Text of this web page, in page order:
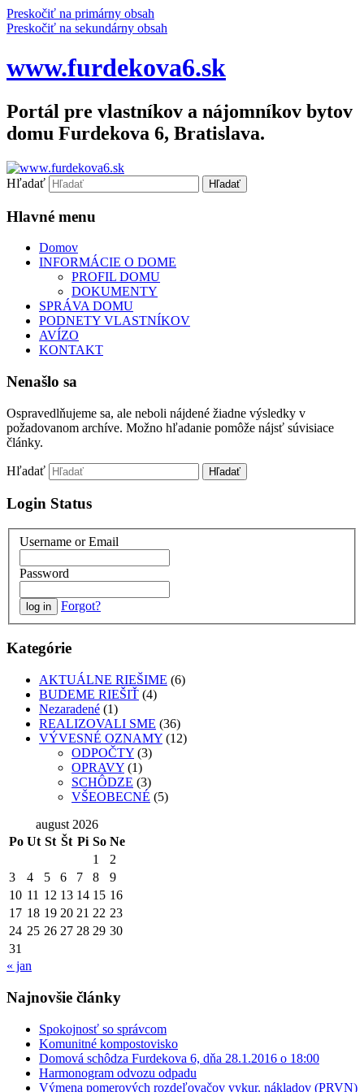
Preskočiť na primárny obsah
Preskočiť na sekundárny obsah
www.furdekova6.sk
Portál pre vlastníkov a nájomníkov bytov
domu Furdekova 6, Bratislava.
Hľadať
Hlavné menu
Domov
INFORMÁCIE O DOME
PROFIL DOMU
DOKUMENTY
SPRÁVA DOMU
PODNETY VLASTNÍKOV
AVÍZO
KONTAKT
Nenašlo sa
Ospravedlňujeme sa, ale neboli nájdené žiadne výsledky v
požadovanom archíve. Možno hľadanie pomôže nájsť súvisiace
články.
Hľadať
Login Status
Username or Email
Password
Forgot?
Kategórie
AKTUÁLNE RIEŠIME (6)
BUDEME RIEŠIŤ (4)
Nezaradené (1)
REALIZOVALI SME (36)
VÝVESNÉ OZNAMY (12)
ODPOČTY (3)
OPRAVY (1)
SCHÔDZE (3)
VŠEOBECNÉ (5)
august 2026
Po Ut St Št Pi So Ne
1
2
3
4 5 6 7 8
9
10 11 12 13 14 15 16
17 18 19 20 21 22 23
24 25 26 27 28 29 30
31
« jan
Najnovšie články
Spokojnosť so správcom
Komunitné kompostovisko
Domová schôdza Furdekova 6, dňa 28.1.2016 o 18:00
Harmonogram odvozu odpadu
Výmena pomerových rozdeľovačov vykur. nákladov (PRVN)